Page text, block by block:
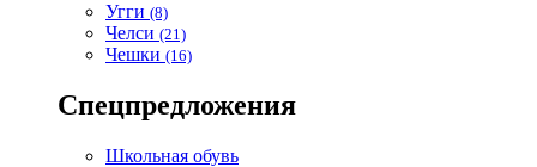
Угги (8)
Челси (21)
Чешки (16)
Спецпредложения
Школьная обувь